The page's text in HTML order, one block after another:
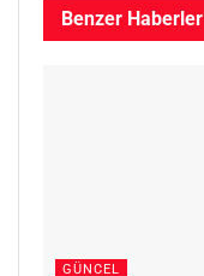
Benzer Haberler
GÜNCEL